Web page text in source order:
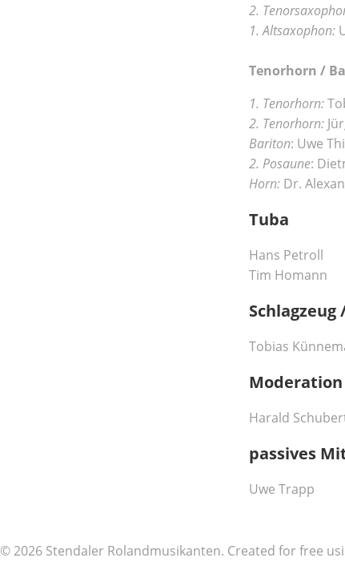
2.
1. Altsaxophon:
Tenorhorn /
1. Tenorhorn:
2. Tenorhorn:
Bariton: Uwe
2. Posaune:
Horn: Dr.
Tuba
Hans Petroll
Tim Homann
Schlagzeug
Tobias
Moderation
Harald
passives
Uwe Trapp
© 2026 Stendaler Rolandmusikanten. Created for free